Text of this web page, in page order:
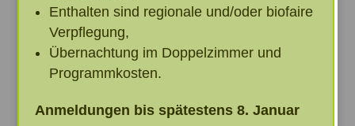
Enthalten sind regionale und/oder biofaire
Verpflegung,
Übernachtung im Doppelzimmer und
Programmkosten.
Anmeldungen bis spätestens 8. Januar